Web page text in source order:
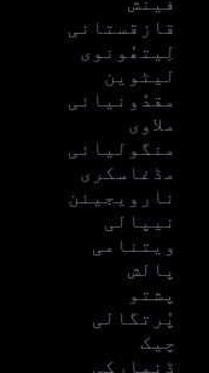
قازقستانی
لِیتھُونوی
لیٹوین
مقدُونیائی
ملاوی
منگولیائی
مڈغاسکری
نارویجیئن
نیپالی
ویتنامی
پالش
پشتو
پُرتگالی
چیک
ڈنمارکی